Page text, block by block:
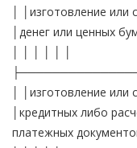
│ │изготовление
│денег или ценных
│ │изготовление
│кредитных либо
платежных